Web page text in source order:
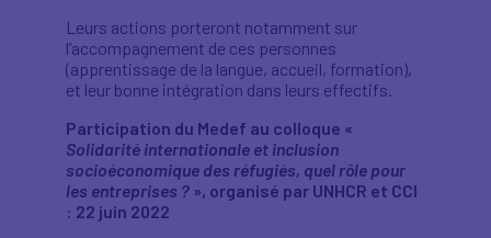
Leurs actions porteront notamment sur
l’accompagnement de ces personnes
(apprentissage de la langue, accueil, formation),
et leur bonne intégration dans leurs effectifs.
Participation du Medef au colloque «
Solidarité internationale et inclusion
socioéconomique des réfugiés, quel rôle pour
les entreprises ? », organisé par UNHCR et CCI
: 22 juin 2022